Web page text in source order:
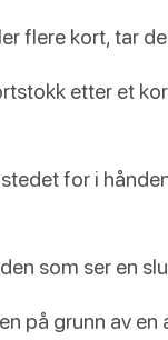
flere kort, tar
etter et
for i
som ser en
på grunn av en